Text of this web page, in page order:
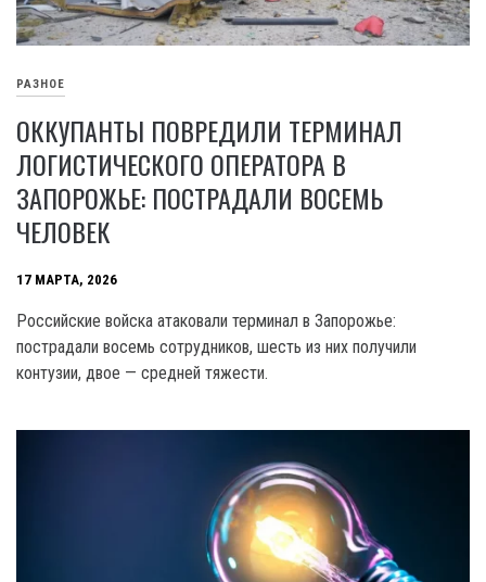
РАЗНОЕ
ОККУПАНТЫ ПОВРЕДИЛИ ТЕРМИНАЛ
ЛОГИСТИЧЕСКОГО ОПЕРАТОРА В
ЗАПОРОЖЬЕ: ПОСТРАДАЛИ ВОСЕМЬ
ЧЕЛОВЕК
17 МАРТА, 2026
Российские войска атаковали терминал в Запорожье:
пострадали восемь сотрудников, шесть из них получили
контузии, двое — средней тяжести.